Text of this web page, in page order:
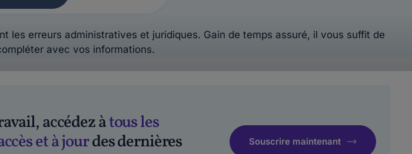
erreurs administratives et juridiques. Gain de temps assuré, il vous suffit de
avec vos informations.
accédez àtous les
et à jourdes dernières
Souscrire maintenant